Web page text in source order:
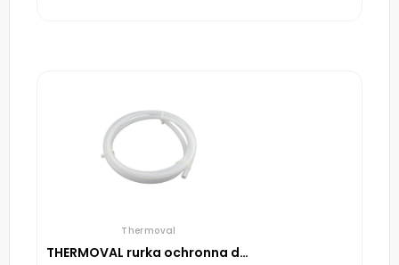
Thermoval
THERMOVAL rurka ochronna do czujnika podłogowego